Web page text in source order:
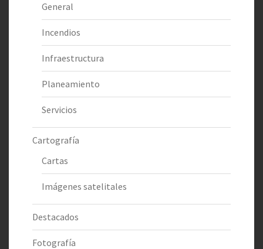
General
Incendios
Infraestructura
Planeamiento
Servicios
Cartografía
Cartas
Imágenes satelitales
Destacados
Fotografía